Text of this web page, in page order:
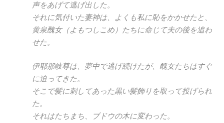
声をあげて逃げ出した。
それに気付いた妻神は、よくも私に恥をかかせたと、
黄泉醜女（よもつしこめ）たちに命じて夫の後を追わ
せた。
伊耶那岐尊は、夢中で逃げ続けたが、醜女たちはすぐ
に迫ってきた。
そこで髪に刺してあった黒い髪飾りを取って投げられ
た。
それはたちまち、ブドウの木に変わった。